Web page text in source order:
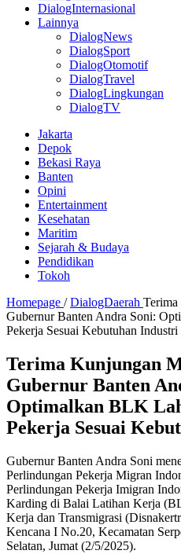
DialogInternasional
Lainnya
DialogNews
DialogSport
DialogOtomotif
DialogTravel
DialogLingkungan
DialogTV
Jakarta
Depok
Bekasi Raya
Banten
Opini
Entertainment
Kesehatan
Maritim
Sejarah & Budaya
Pendidikan
Tokoh
Homepage / DialogDaerah
Gubernur Banten Andra Soni:
Pekerja Sesuai Kebutuhan Industri
Terima Kunjungan
Gubernur Banten
Optimalkan BLK
Pekerja Sesuai
Gubernur Banten Andra Soni
Perlindungan Pekerja Migran
Perlindungan Pekerja Imigran
Karding di Balai Latihan Kerja
Kerja dan Transmigrasi
Kencana I No.20, Kecamatan
Selatan, Jumat (2/5/2025).